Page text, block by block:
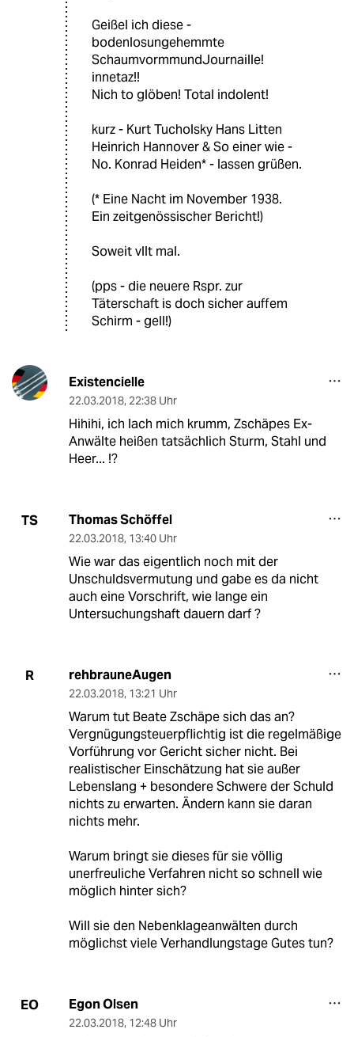
Geißel ich diese -
bodenlosungehemmte
SchaumvormmundJournaille!
innetaz!!
Nich to glöben! Total indolent!
kurz - Kurt Tucholsky Hans Litten
Heinrich Hannover & So einer wie -
No. Konrad Heiden* - lassen grüßen.
(* Eine Nacht im November 1938.
Ein zeitgenössischer Bericht!)
Soweit vllt mal.
(pps - die neuere Rspr. zur
Täterschaft is doch sicher auffem
Schirm - gell!)
Existencielle
22.03.2018, 22:38 Uhr
Hihihi, ich lach mich krumm, Zschäpes Ex-
Anwälte heißen tatsächlich Sturm, Stahl und
Heer... !?
TS Thomas Schöffel
22.03.2018, 13:40 Uhr
Wie war das eigentlich noch mit der
Unschuldsvermutung und gabe es da nicht
auch eine Vorschrift, wie lange ein
Untersuchungshaft dauern darf ?
R rehbrauneAugen
22.03.2018, 13:21 Uhr
Warum tut Beate Zschäpe sich das an?
Vergnügungsteuerpflichtig ist die regelmäßige
Vorführung vor Gericht sicher nicht. Bei
realistischer Einschätzung hat sie außer
Lebenslang + besondere Schwere der Schuld
nichts zu erwarten. Ändern kann sie daran
nichts mehr.
Warum bringt sie dieses für sie völlig
unerfreuliche Verfahren nicht so schnell wie
möglich hinter sich?
Will sie den Nebenklageanwälten durch
möglichst viele Verhandlungstage Gutes tun?
EO Egon Olsen
22.03.2018, 12:48 Uhr